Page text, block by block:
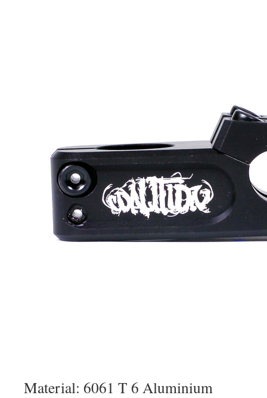
Material: 6061 T 6 Aluminium